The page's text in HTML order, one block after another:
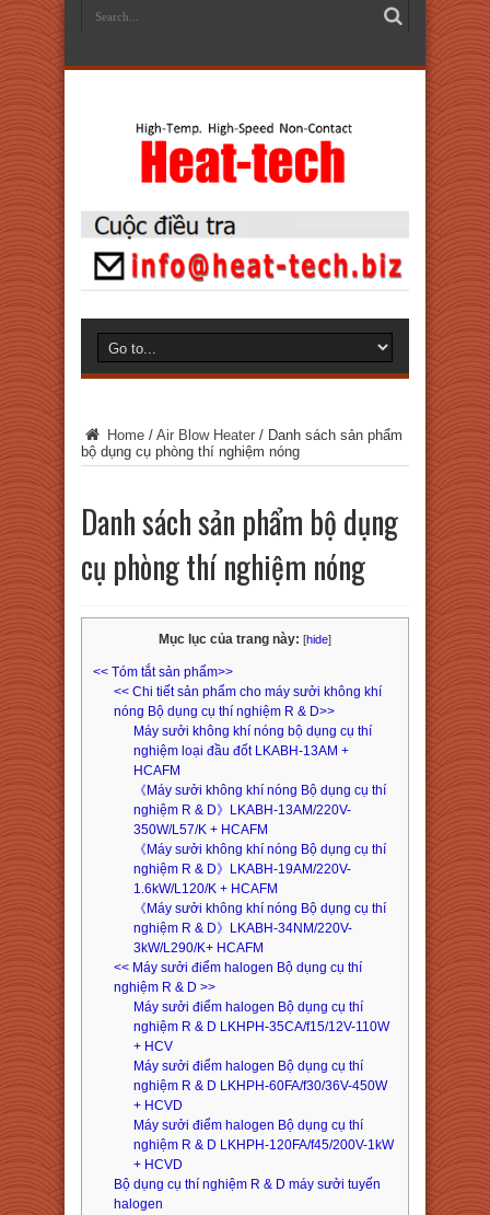
Home / Air Blow Heater / Danh sách sản phẩm
bộ dụng cụ phòng thí nghiệm nóng
Danh sách sản phẩm bộ dụng
cụ phòng thí nghiệm nóng
Mục lục của trang này: [hide]
<< Tóm tắt sản phẩm>>
<< Chi tiết sản phẩm cho máy sưởi không khí
nóng Bộ dụng cụ thí nghiệm R & D>>
Máy sưởi không khí nóng bộ dụng cụ thí
nghiệm loại đầu đốt LKABH-13AM +
HCAFM
《Máy sưởi không khí nóng Bộ dụng cụ thí
nghiệm R & D》LKABH-13AM/220V-
350W/L57/K + HCAFM
《Máy sưởi không khí nóng Bộ dụng cụ thí
nghiệm R & D》LKABH-19AM/220V-
1.6kW/L120/K + HCAFM
《Máy sưởi không khí nóng Bộ dụng cụ thí
nghiệm R & D》LKABH-34NM/220V-
3kW/L290/K+ HCAFM
<< Máy sưởi điểm halogen Bộ dụng cụ thí
nghiệm R & D >>
Máy sưởi điểm halogen Bộ dụng cụ thí
nghiệm R & D LKHPH-35CA/f15/12V-110W
+ HCV
Máy sưởi điểm halogen Bộ dụng cụ thí
nghiệm R & D LKHPH-60FA/f30/36V-450W
+ HCVD
Máy sưởi điểm halogen Bộ dụng cụ thí
nghiệm R & D LKHPH-120FA/f45/200V-1kW
+ HCVD
Bộ dụng cụ thí nghiệm R & D máy sưởi tuyến
halogen